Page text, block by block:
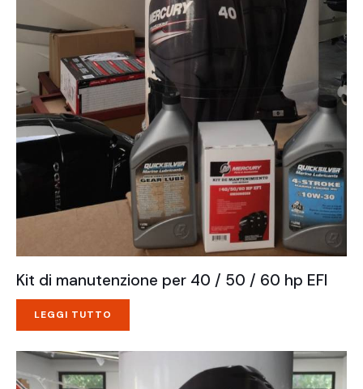
Kit di manutenzione per 40 / 50 / 60 hp EFI
LEGGI TUTTO